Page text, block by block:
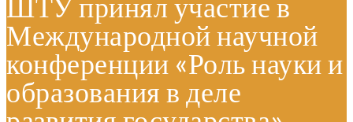
Международной научной
конференции «Роль науки и
образования в деле